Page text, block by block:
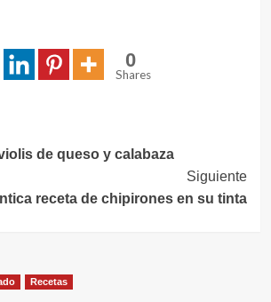
0
Shares
de queso y calabaza
Siguiente
receta de chipirones en su tinta
Recetas